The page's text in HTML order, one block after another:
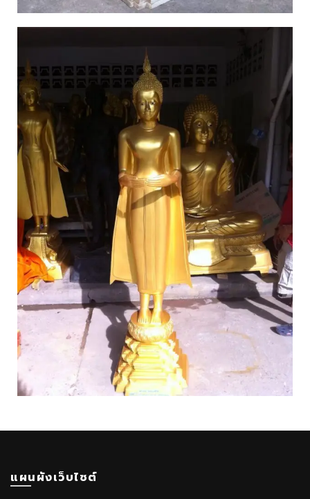
แผนผังเว็บไซต์